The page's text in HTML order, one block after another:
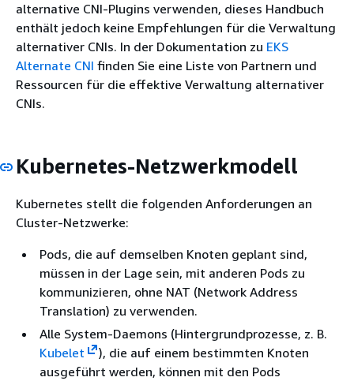
alternative CNI-Plugins verwenden, dieses Handbuch
enthält jedoch keine Empfehlungen für die Verwaltung
alternativer CNIs. In der Dokumentation zu EKS
Alternate CNI finden Sie eine Liste von Partnern und
Ressourcen für die effektive Verwaltung alternativer
CNIs.
Kubernetes-Netzwerkmodell
Kubernetes stellt die folgenden Anforderungen an
Cluster-Netzwerke:
Pods, die auf demselben Knoten geplant sind,
müssen in der Lage sein, mit anderen Pods zu
kommunizieren, ohne NAT (Network Address
Translation) zu verwenden.
Alle System-Daemons (Hintergrundprozesse, z. B.
Kubelet
), die auf einem bestimmten Knoten
ausgeführt werden, können mit den Pods